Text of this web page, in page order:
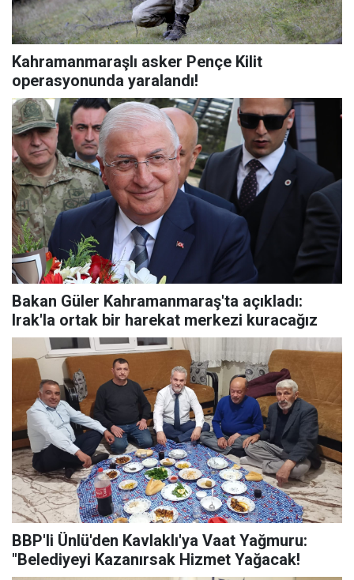
Kahramanmaraşlı asker Pençe Kilit
operasyonunda yaralandı!
Bakan Güler Kahramanmaraş'ta açıkladı:
Irak'la ortak bir harekat merkezi kuracağız
BBP'li Ünlü'den Kavlaklı'ya Vaat Yağmuru:
"Belediyeyi Kazanırsak Hizmet Yağacak!